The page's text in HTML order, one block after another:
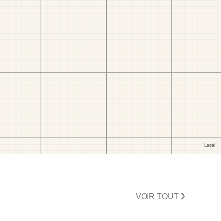
VOIR TOUT